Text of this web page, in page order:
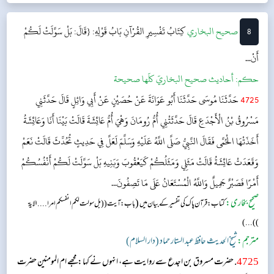
8 ‌‌صحيح البخاريكِتَابُ تَفْسِيرِ القُرْآنِبَابُ قَوْلِهِ: {قَالَ: بَلْ سَوَّلَتْ لَكُمْ
أَنْ...
حکم:أحاديث صحيح البخاريّ كلّها صحيحة
4725حَدَّثَنَا مُوسَى حَدَّثَنَا أَبُو عَوَانَةَ عَنْ حُصَيْنٍ عَنْ أَبِي وَائِلٍ قَالَ حَدَّثَنِي
مَسْرُوقُ بْنُ الْأَجْدَعِ قَالَ حَدَّثَتْنِي أُمُّ رُومَانَ وَهْيَ أُمُّ عَائِشَةَ قَالَتْ بَيْنَا أَنَا وَعَائِشَةُ
أَخَذَتْهَا الْحُمَّى فَقَالَ النَّبِيُّ صَلَّى اللَّهُ عَلَيْهِ وَسَلَّمَ لَعَلَّ فِي حَدِيثٍ تُحُدِّثَ قَالَتْ نَعَمْ
وَقَعَدَتْ عَائِشَةُ قَالَتْ مَثَلِي وَمَثَلُكُمْ كَيَعْقُوبَ وَبَنِيهِ بَلْ سَوَّلَتْ لَكُمْ أَنْفُسُكُمْ
أَمْرًا فَصَبْرٌ جَمِيلٌ وَاللَّهُ الْمُسْتَعَانُ عَلَى مَا تَصِفُونَ...
صحیح بخاری:کتاب: قرآن پاک کی تفسیر کے بیان میں(باب: آیت (( بل سولت لکم انفسکم امرا....الایۃ
))...)
مترجم:شیخ الحدیث حافظ عبد الستار حماد (دار السلام)
4725. حضرت مسروق بن اجدع سے روایت ہے، انہوں نے کہا: مجھے ام المومنین حضرت